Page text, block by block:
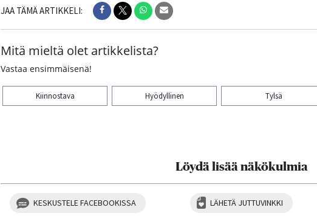
JAA TÄMÄ ARTIKKELI:
Mitä mieltä olet artikkelista?
Vastaa ensimmäisenä!
Kiinnostava Hyödyllinen Tylsä
Löydä lisää näkökulmia
KESKUSTELE FACEBOOKISSA LÄHETÄ JUTTUVINKKI